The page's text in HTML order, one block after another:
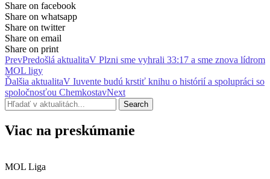
Share on facebook
Share on whatsapp
Share on twitter
Share on email
Share on print
PrevPredošlá aktualitaV Plzni sme vyhrali 33:17 a sme znova lídrom
MOL ligy
Ďalšia aktualitaV Iuvente budú krstiť knihu o histórií a spolupráci so
spoločnosťou ChemkostavNext
Search
Viac na preskúmanie
MOL Liga